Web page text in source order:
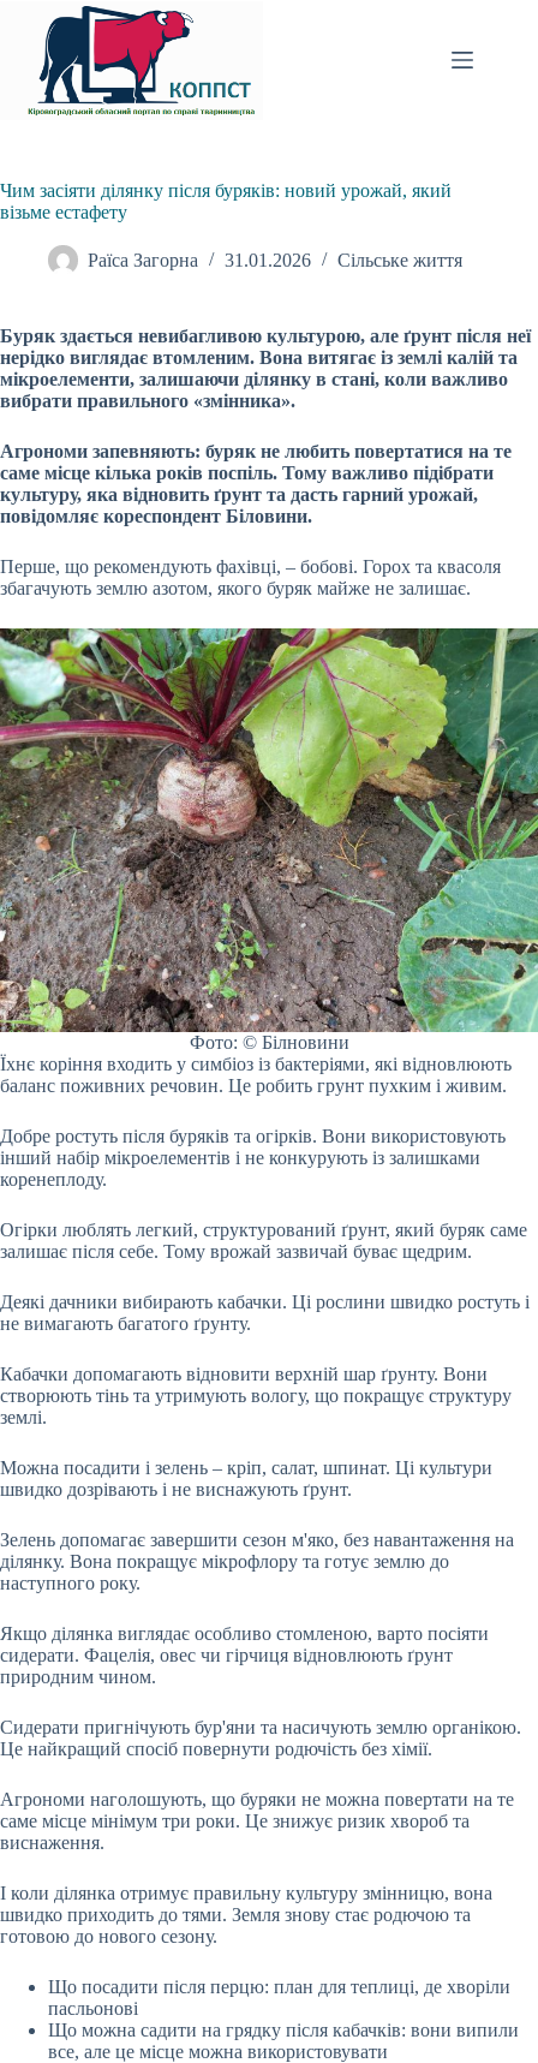
вмісту
Чим засіяти ділянку після буряків: новий урожай, який
візьме естафету
Раїса Загорна 31.01.2026 Сільське життя
Буряк здається невибагливою культурою, але ґрунт після неї
нерідко виглядає втомленим. Вона витягає із землі калій та
мікроелементи, залишаючи ділянку в стані, коли важливо
вибрати правильного «змінника».
Агрономи запевняють: буряк не любить повертатися на те
саме місце кілька років поспіль. Тому важливо підібрати
культуру, яка відновить ґрунт та дасть гарний урожай,
повідомляє кореспондент Біловини.
Перше, що рекомендують фахівці, – бобові. Горох та квасоля
збагачують землю азотом, якого буряк майже не залишає.
Фото: © Білновини
Їхнє коріння входить у симбіоз із бактеріями, які відновлюють
баланс поживних речовин. Це робить грунт пухким і живим.
Добре ростуть після буряків та огірків. Вони використовують
інший набір мікроелементів і не конкурують із залишками
коренеплоду.
Огірки люблять легкий, структурований ґрунт, який буряк саме
залишає після себе. Тому врожай зазвичай буває щедрим.
Деякі дачники вибирають кабачки. Ці рослини швидко ростуть і
не вимагають багатого ґрунту.
Кабачки допомагають відновити верхній шар ґрунту. Вони
створюють тінь та утримують вологу, що покращує структуру
землі.
Можна посадити і зелень – кріп, салат, шпинат. Ці культури
швидко дозрівають і не виснажують ґрунт.
Зелень допомагає завершити сезон м'яко, без навантаження на
ділянку. Вона покращує мікрофлору та готує землю до
наступного року.
Якщо ділянка виглядає особливо стомленою, варто посіяти
сидерати. Фацелія, овес чи гірчиця відновлюють ґрунт
природним чином.
Сидерати пригнічують бур'яни та насичують землю органікою.
Це найкращий спосіб повернути родючість без хімії.
Агрономи наголошують, що буряки не можна повертати на те
саме місце мінімум три роки. Це знижує ризик хвороб та
виснаження.
І коли ділянка отримує правильну культуру змінницю, вона
швидко приходить до тями. Земля знову стає родючою та
готовою до нового сезону.
Що посадити після перцю: план для теплиці, де хворіли
пасльонові
Що можна садити на грядку після кабачків: вони випили
все, але це місце можна використовувати